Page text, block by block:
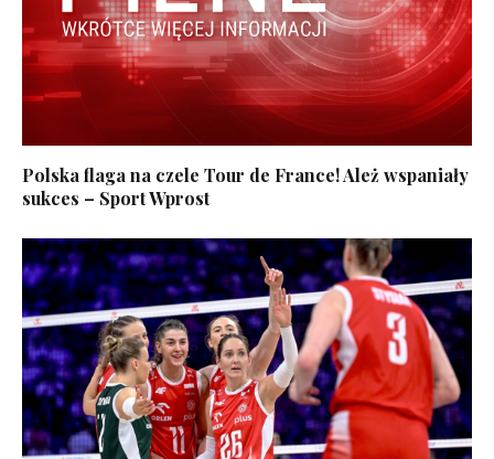
Polska flaga na czele Tour de France! Ależ wspaniały
sukces – Sport Wprost